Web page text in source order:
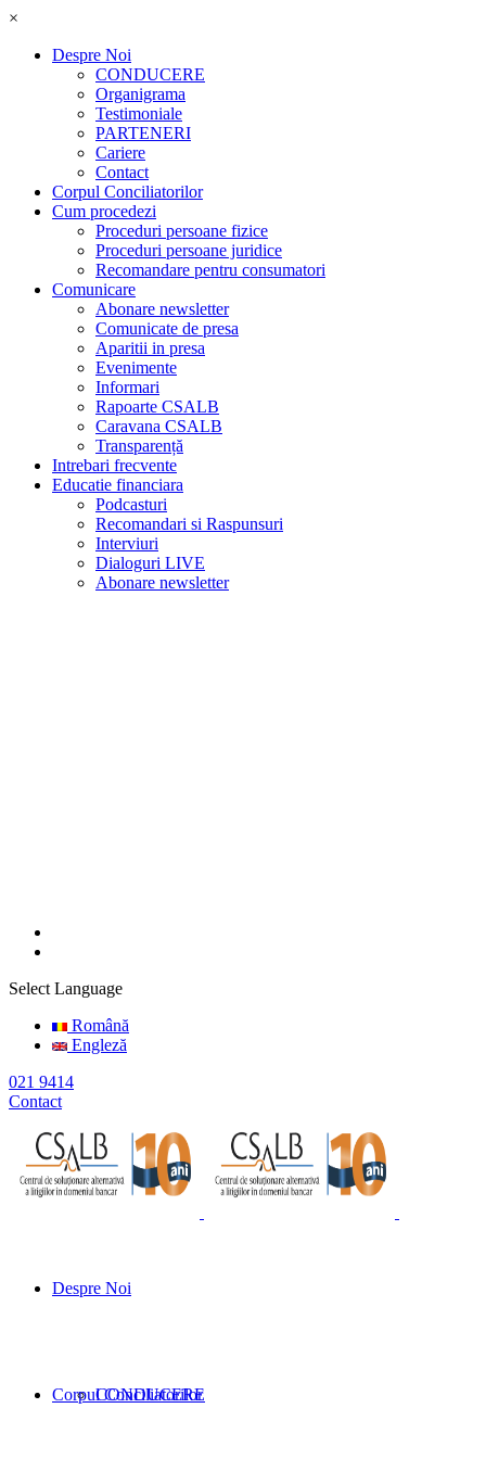
×
Despre Noi
CONDUCERE
Organigrama
Testimoniale
PARTENERI
Cariere
Contact
Corpul Conciliatorilor
Cum procedezi
Proceduri persoane fizice
Proceduri persoane juridice
Recomandare pentru consumatori
Comunicare
Abonare newsletter
Comunicate de presa
Aparitii in presa
Evenimente
Informari
Rapoarte CSALB
Caravana CSALB
Transparență
Intrebari frecvente
Educatie financiara
Podcasturi
Recomandari si Raspunsuri
Interviuri
Dialoguri LIVE
Abonare newsletter
Select Language
Română
Engleză
021 9414
Contact
Despre Noi
CONDUCERE
Corpul Conciliatorilor